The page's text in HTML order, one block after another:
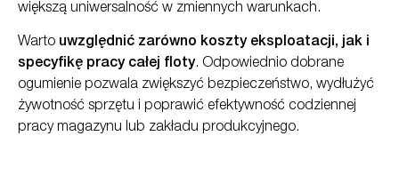
większą uniwersalność w zmiennych warunkach.
Warto uwzględnić zarówno koszty eksploatacji, jak i
specyfikę pracy całej floty. Odpowiednio dobrane
ogumienie pozwala zwiększyć bezpieczeństwo, wydłużyć
żywotność sprzętu i poprawić efektywność codziennej
pracy magazynu lub zakładu produkcyjnego.